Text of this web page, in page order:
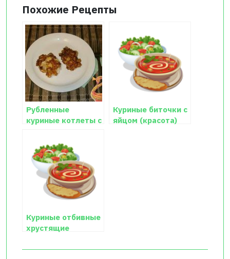
Похожие Рецепты
Рубленные
куриные котлеты с
Куриные биточки с
яйцом (красота)
Куриные отбивные
хрустящие